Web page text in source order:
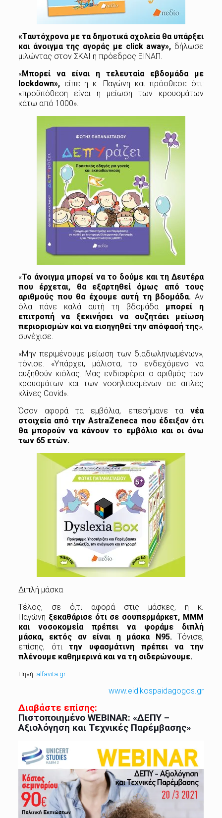
«Ταυτόχρονα με τα δημοτικά σχολεία θα υπάρξει
και άνοιγμα της αγοράς με click away», δήλωσε
μιλώντας στον ΣΚΑΙ η πρόεδρος ΕΙΝΑΠ.
«Μπορεί να είναι η τελευταία εβδομάδα με
lockdown», είπε η κ. Παγώνη και πρόσθεσε ότι:
«προϋπόθεση είναι η μείωση των κρουσμάτων
κάτω από 1000».
«Το άνοιγμα μπορεί να το δούμε και τη Δευτέρα
που έρχεται, θα εξαρτηθεί όμως από τους
αριθμούς που θα έχουμε αυτή τη βδομάδα.Αν
όλα πάνε καλά αυτή τη βδομάδα μπορεί η
επιτροπή να ξεκινήσει να συζητάει μείωση
περιορισμών και να εισηγηθεί την απόφασή της»,
συνέχισε.
«Μην περιμένουμε μείωση των διαδωληνωμένων»,
τόνισε. «Υπάρχει, μάλιστα, το ενδεχόμενο να
αυξηθούν κιόλας. Μας ενδιαφέρει ο αριθμός των
κρουσμάτων και των νοσηλευομένων σε απλές
κλίνες Covid».
Όσον αφορά τα εμβόλια, επεσήμανε τανέα
στοιχεία από την AstraZeneca που έδειξαν ότι
θα μπορούν να κάνουν το εμβόλιο και οι άνω
των 65 ετών.
Διπλή μάσκα
Τέλος, σε ό,τι αφορά στις μάσκες, η κ.
Παγώνη ξεκαθάρισε ότι σε σουπερμάρκετ, ΜΜΜ
και νοσοκομεία πρέπει να φοράμε διπλή
μάσκα, εκτός αν είναι η μάσκα Ν95. Τόνισε,
επίσης, ότι την υφασμάτινη πρέπει να την
πλένουμε καθημερινά και να τη σιδερώνουμε.
Πηγή: alfavita.gr
www.eidikospaidagogos.gr
Διαβάστε επίσης:
Πιστοποιημένο WEBINAR: «ΔΕΠΥ –
Αξιολόγηση και Τεχνικές Παρέμβασης»